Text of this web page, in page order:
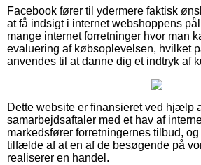
Facebook fører til ydermere faktisk
at få indsigt i internet webshoppens
mange internet forretninger hvor man
evaluering af købsoplevelsen, hvilket
anvendes til at danne dig et indtryk af
Dette website er finansieret ved hjælp
samarbejdsaftaler med et hav af
markedsfører forretningernes tilbud,
tilfælde af at en af de besøgende på
realiserer en handel.